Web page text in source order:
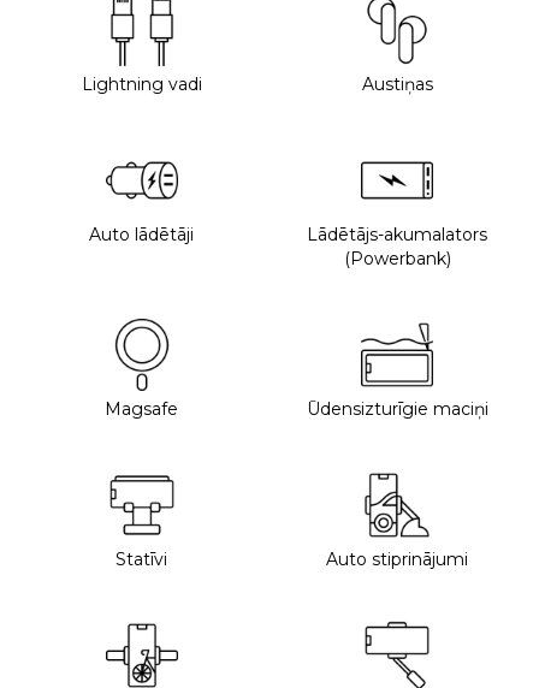
Lightning vadi Austiņas
Auto lādētāji
Lādētājs-akumalators
(Powerbank)
Magsafe Ūdensizturīgie maciņi
Statīvi Auto stiprinājumi